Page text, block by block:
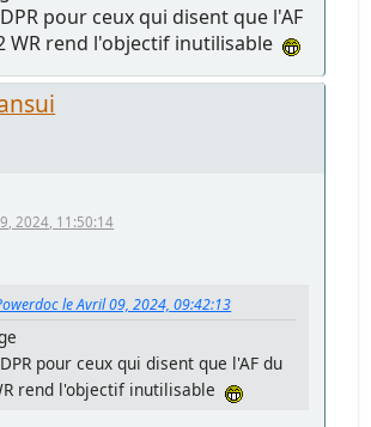
pour ceux qui disent que l'AF
WR rend l'objectif inutilisable
2024, 11:50:14
le Avril 09, 2024, 09:42:13
pour ceux qui disent que l'AF du
rend l'objectif inutilisable